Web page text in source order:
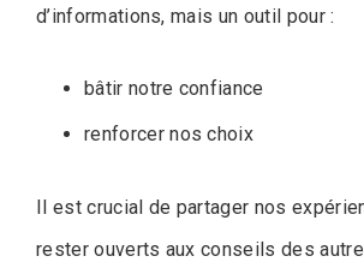
d’informations, mais un outil pour :
bâtir notre confiance
renforcer nos choix
Il est crucial de partager nos
rester ouverts aux conseils des